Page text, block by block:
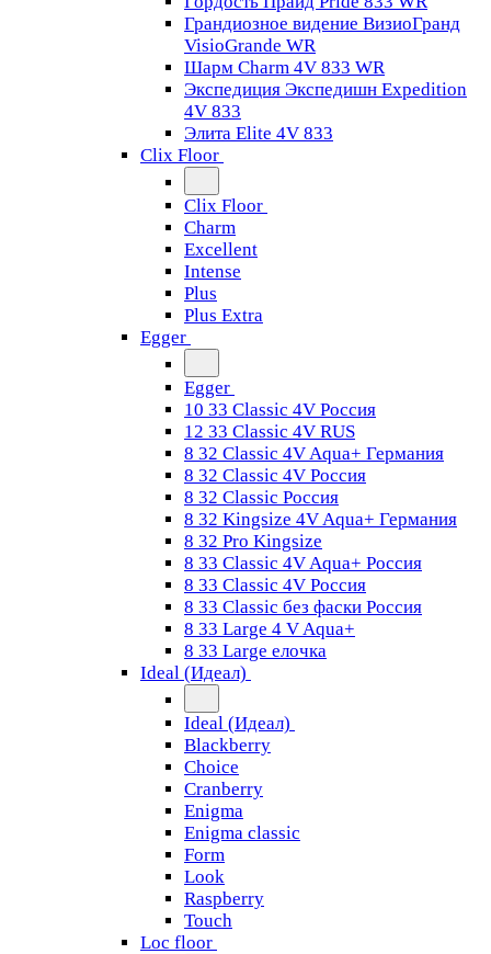
Грандиозное видение ВизиоГранд
VisioGrande WR
Шарм Charm 4V 833 WR
Экспедиция Экспедишн Expedition
4V 833
Элита Elite 4V 833
Clix Floor
Clix Floor
Charm
Excellent
Intense
Plus
Plus Extra
Egger
Egger
10 33 Classic 4V Россия
12 33 Classic 4V RUS
8 32 Classic 4V Aqua+ Германия
8 32 Classic 4V Россия
8 32 Classic Россия
8 32 Kingsize 4V Aqua+ Германия
8 32 Pro Kingsize
8 33 Classic 4V Aqua+ Россия
8 33 Classic 4V Россия
8 33 Classic без фаски Россия
8 33 Large 4 V Aqua+
8 33 Large елочка
Ideal (Идеал)
Ideal (Идеал)
Blackberry
Choice
Cranberry
Enigma
Enigma classic
Form
Look
Raspberry
Touch
Loc floor